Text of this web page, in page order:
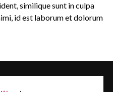
similique sunt in culpa
id est laborum et dolorum